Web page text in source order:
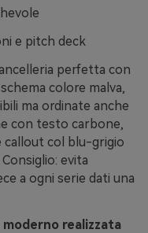
e pitch deck
perfetta con
colore malva,
ma ordinate anche
con testo carbone,
callout col blu-grigio
evita
a ogni serie dati una
moderno realizzata